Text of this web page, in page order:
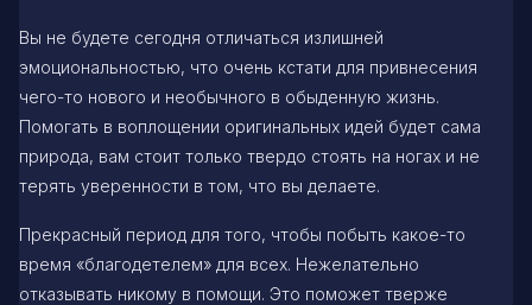
Вы не будете сегодня отличаться излишней
эмоциональностью, что очень кстати для привнесения
чего-то нового и необычного в обыденную жизнь.
Помогать в воплощении оригинальных идей будет сама
природа, вам стоит только твердо стоять на ногах и не
терять уверенности в том, что вы делаете.
Прекрасный период для того, чтобы побыть какое-то
время «благодетелем» для всех. Нежелательно
отказывать никому в помощи. Это поможет тверже